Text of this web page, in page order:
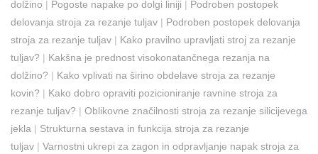
dolžino | Pogoste napake po dolgi liniji | Podroben postopek
delovanja stroja za rezanje tuljav | Podroben postopek delovanja
stroja za rezanje tuljav | Kako pravilno upravljati stroj za rezanje
tuljav? | Kakšna je prednost visokonatančnega rezanja na
dolžino? | Kako vplivati ​​na širino obdelave stroja za rezanje
kovin? | Kako dobro opraviti pozicioniranje ravnine stroja za
rezanje tuljav? | Oblikovne značilnosti stroja za rezanje silicijevega
jekla | Strukturna sestava in funkcija stroja za rezanje
tuljav | Varnostni ukrepi za zagon in odpravljanje napak stroja za